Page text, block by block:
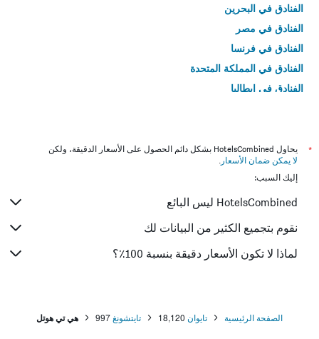
الفنادق في البحرين
الفنادق في مصر
الفنادق في فرنسا
الفنادق في المملكة المتحدة
الفنادق في إيطاليا
*
يحاول HotelsCombined بشكل دائم الحصول على الأسعار الدقيقة، ولكن
لا يمكن ضمان الأسعار .
إليك السبب:
HotelsCombined ليس البائع
نقوم بتجميع الكثير من البيانات لك
لماذا لا تكون الأسعار دقيقة بنسبة 100٪؟
الصفحة الرئيسية تايوان 18,120 تايتشونغ 997 هي تي هوتل